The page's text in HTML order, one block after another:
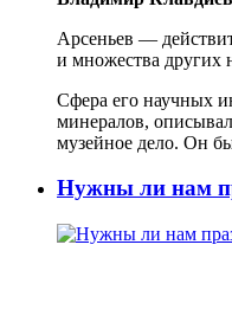
Арсеньев —
и множества других
Сфера его научных
минералов,
музейное дело. Он
Нужны ли нам